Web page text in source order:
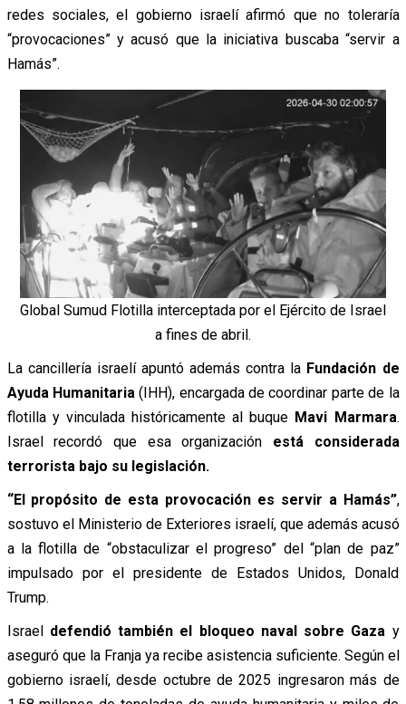
redes sociales, el gobierno israelí afirmó que no toleraría
“provocaciones” y acusó que la iniciativa buscaba “servir a
Hamás”.
Global Sumud Flotilla interceptada por el Ejército de Israel
a fines de abril.
La cancillería israelí apuntó además contra la Fundación de
Ayuda Humanitaria(IHH), encargada de coordinar parte de la
flotilla y vinculada históricamente al buque Mavi Marmara.
Israel recordó que esa organización está considerada
terrorista bajo su legislación.
“El propósito de esta provocación es servir a Hamás”,
sostuvo el Ministerio de Exteriores israelí, que además acusó
a la flotilla de “obstaculizar el progreso” del “plan de paz”
impulsado por el presidente de Estados Unidos, Donald
Trump.
Israel defendió también el bloqueo naval sobre Gaza y
aseguró que la Franja ya recibe asistencia suficiente. Según el
gobierno israelí, desde octubre de 2025 ingresaron más de